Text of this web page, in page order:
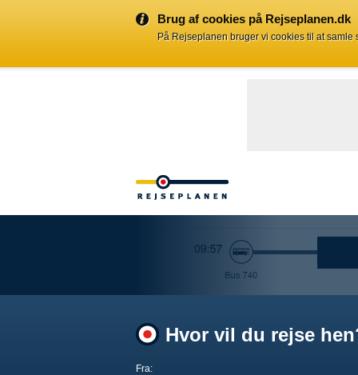
Brug af cookies på Rejseplanen.dk
På Rejseplanen bruger vi cookies til at
Hvor vil du rejse
Fra: